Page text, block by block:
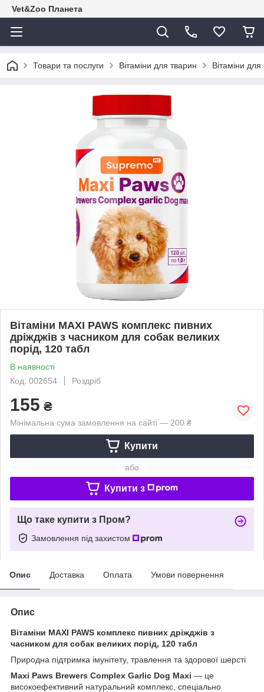
Vet&Zoo Планета
Товари та послуги Вітаміни для тварин Вітаміни для
Вітаміни MAXI PAWS комплекс пивних
дріжджів з часником для собак великих
порід, 120 табл
В наявності
Код: 002654
Роздріб
155 ₴
Мінімальна сума замовлення на сайті — 200 ₴
Купити
або
Купити з
Що таке купити з Пром?
Замовлення під захистом
Опис Доставка Оплата Умови повернення
Опис
Вітаміни MAXI PAWS комплекс пивних дріжджів з
часником для собак великих порід, 120 табл
Природна підтримка імунітету, травлення та здорової шерсті
Maxi Paws Brewers Complex Garlic Dog Maxi — це
високоефективний натуральний комплекс, спеціально